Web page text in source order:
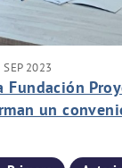
2023
Fundación
un